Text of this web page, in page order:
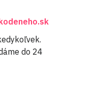
do 24